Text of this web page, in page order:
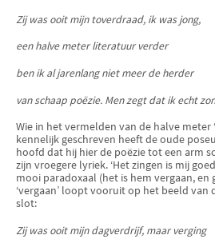
Zij was ooit mijn toverdraad, ik was jong,
een halve meter literatuur verder
ben ik al jarenlang niet meer de herder
van schaap poëzie. Men zegt dat ik echt
Wie in het vermelden van de halve meter
kennelijk geschreven heeft de oude
hoofd dat hij hier de poëzie tot een arm
zijn vroegere lyriek. ‘Het zingen is mij
mooi paradoxaal (het is hem vergaan, en
‘vergaan’ loopt vooruit op het beeld van
slot:
Zij was ooit mijn dagverdrijf, maar verging